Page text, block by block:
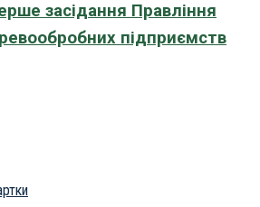
засідання Правління
підприємств